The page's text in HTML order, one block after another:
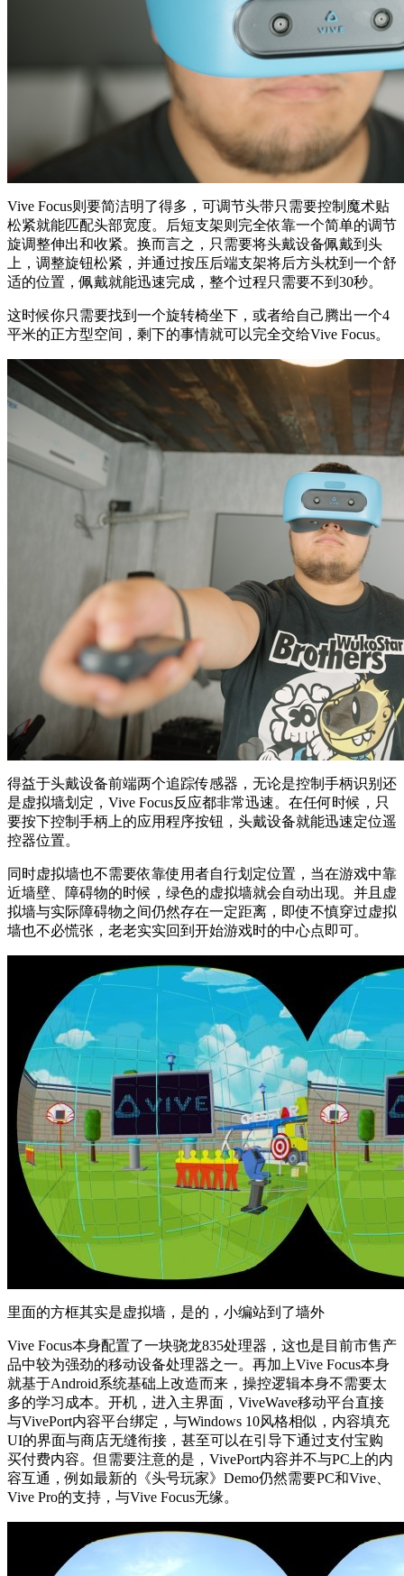
Vive Focus则要简洁明了得多，可调节头带只需要控制魔术贴
松紧就能匹配头部宽度。后短支架则完全依靠一个简单的调节
旋调整伸出和收紧。换而言之，只需要将头戴设备佩戴到头
上，调整旋钮松紧，并通过按压后端支架将后方头枕到一个舒
适的位置，佩戴就能迅速完成，整个过程只需要不到30秒。
这时候你只需要找到一个旋转椅坐下，或者给自己腾出一个4
平米的正方型空间，剩下的事情就可以完全交给Vive Focus。
得益于头戴设备前端两个追踪传感器，无论是控制手柄识别还
是虚拟墙划定，Vive Focus反应都非常迅速。在任何时候，只
要按下控制手柄上的应用程序按钮，头戴设备就能迅速定位遥
控器位置。
同时虚拟墙也不需要依靠使用者自行划定位置，当在游戏中靠
近墙壁、障碍物的时候，绿色的虚拟墙就会自动出现。并且虚
拟墙与实际障碍物之间仍然存在一定距离，即使不慎穿过虚拟
墙也不必慌张，老老实实回到开始游戏时的中心点即可。
里面的方框其实是虚拟墙，是的，小编站到了墙外
Vive Focus本身配置了一块骁龙835处理器，这也是目前市售产
品中较为强劲的移动设备处理器之一。再加上Vive Focus本身
就基于Android系统基础上改造而来，操控逻辑本身不需要太
多的学习成本。开机，进入主界面，ViveWave移动平台直接
与VivePort内容平台绑定，与Windows 10风格相似，内容填充
UI的界面与商店无缝衔接，甚至可以在引导下通过支付宝购
买付费内容。但需要注意的是，VivePort内容并不与PC上的内
容互通，例如最新的《头号玩家》Demo仍然需要PC和Vive、
Vive Pro的支持，与Vive Focus无缘。